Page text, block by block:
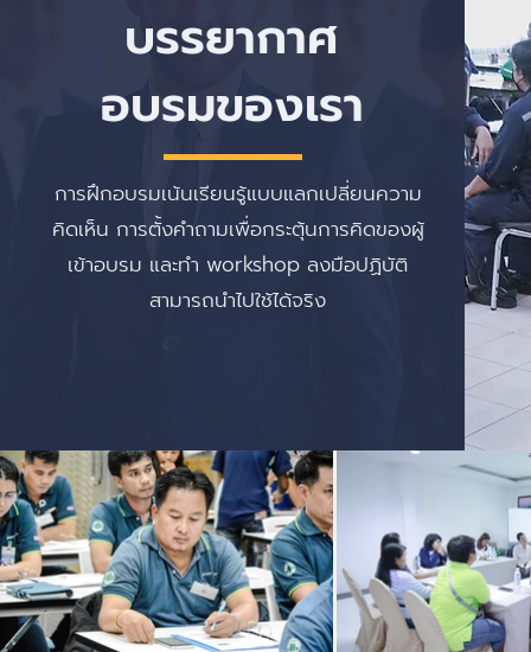
บรรยากาศ
อบรมของเรา
การฝึกอบรมเน้นเรียนรู้แบบแลกเปลี่ยนความ
คิดเห็น การตั้งคำถามเพื่อกระตุ้นการคิดของผู้
เข้าอบรม และทำ workshop ลงมือปฏิบัติ
สามารถนำไปใช้ได้จริง